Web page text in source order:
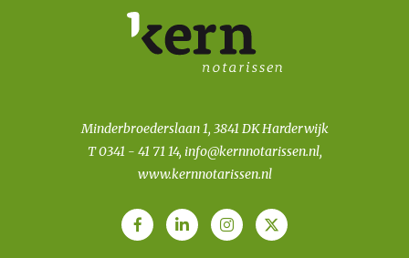
Minderbroederslaan 1, 3841 DK Harderwijk
T0341 - 41 71 14, info@kernnotarissen.nl,
www.kernnotarissen.nl